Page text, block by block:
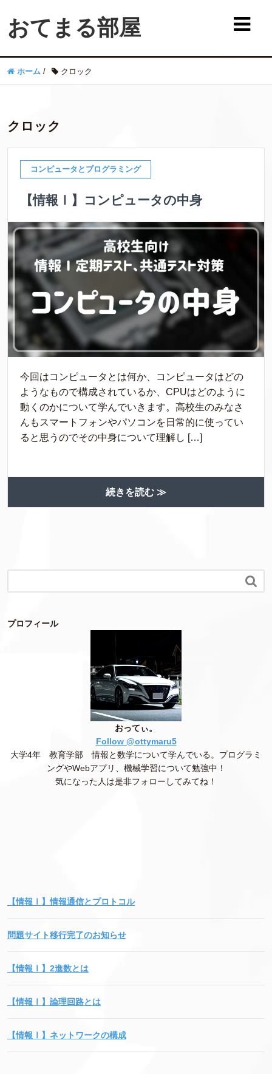
おてまる部屋
ホーム / クロック
クロック
コンピュータとプログラミング
【情報Ⅰ】コンピュータの中身
今回はコンピュータとは何か、コンピュータはどの
ようなもので構成されているか、CPUはどのように
動くのかについて学んでいきます。高校生のみなさ
んもスマートフォンやパソコンを日常的に使ってい
ると思うのでその中身について理解し […]
続きを読む ≫

プロフィール
おってぃ。
Follow @ottymaru5
大学4年 教育学部 情報と数学について学んでいる。プログラミ
ングやWebアプリ、機械学習について勉強中！
気になった人は是非フォローしてみてね！
【情報Ⅰ】情報通信とプロトコル
問題サイト移行完了のお知らせ
【情報Ⅰ】2進数とは
【情報Ⅰ】論理回路とは
【情報Ⅰ】ネットワークの構成